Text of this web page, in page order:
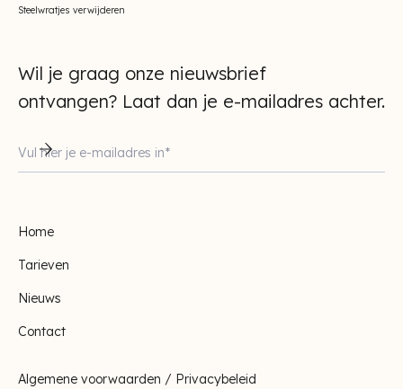
Steelwratjes verwijderen
Wil je graag onze nieuwsbrief
ontvangen? Laat dan je e-mailadres achter.
Home
Tarieven
Nieuws
Contact
Algemene voorwaarden / Privacybeleid